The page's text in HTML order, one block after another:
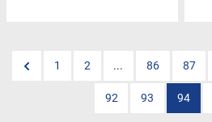
1 2 ... 86 87
92 93 94